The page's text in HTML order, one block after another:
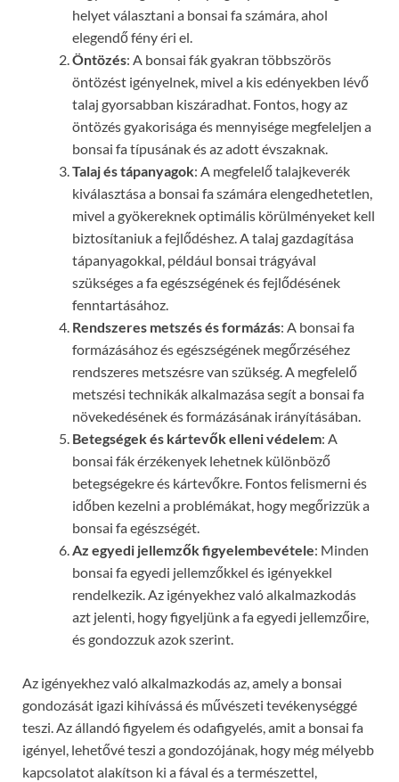
helyet választani a bonsai fa számára, ahol
elegendő fény éri el.
Öntözés: A bonsai fák gyakran többszörös
öntözést igényelnek, mivel a kis edényekben lévő
talaj gyorsabban kiszáradhat. Fontos, hogy az
öntözés gyakorisága és mennyisége megfeleljen a
bonsai fa típusának és az adott évszaknak.
Talaj és tápanyagok: A megfelelő talajkeverék
kiválasztása a bonsai fa számára elengedhetetlen,
mivel a gyökereknek optimális körülményeket kell
biztosítaniuk a fejlődéshez. A talaj gazdagítása
tápanyagokkal, például bonsai trágyával
szükséges a fa egészségének és fejlődésének
fenntartásához.
Rendszeres metszés és formázás: A bonsai fa
formázásához és egészségének megőrzéséhez
rendszeres metszésre van szükség. A megfelelő
metszési technikák alkalmazása segít a bonsai fa
növekedésének és formázásának irányításában.
Betegségek és kártevők elleni védelem: A
bonsai fák érzékenyek lehetnek különböző
betegségekre és kártevőkre. Fontos felismerni és
időben kezelni a problémákat, hogy megőrizzük a
bonsai fa egészségét.
Az egyedi jellemzők figyelembevétele: Minden
bonsai fa egyedi jellemzőkkel és igényekkel
rendelkezik. Az igényekhez való alkalmazkodás
azt jelenti, hogy figyeljünk a fa egyedi jellemzőire,
és gondozzuk azok szerint.
Az igényekhez való alkalmazkodás az, amely a bonsai
gondozását igazi kihívássá és művészeti tevékenységgé
teszi. Az állandó figyelem és odafigyelés, amit a bonsai fa
igényel, lehetővé teszi a gondozójának, hogy még mélyebb
kapcsolatot alakítson ki a fával és a természettel,